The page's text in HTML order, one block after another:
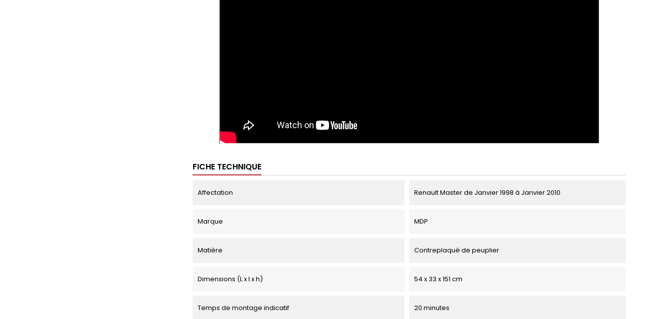
FICHE TECHNIQUE
Affectation Renault Master de Janvier 1998 à Janvier 2010
Marque MDP
Matière Contreplaqué de peuplier
Dimensions (L x l x h) 54 x 33 x 151 cm
Temps de montage indicatif 20 minutes